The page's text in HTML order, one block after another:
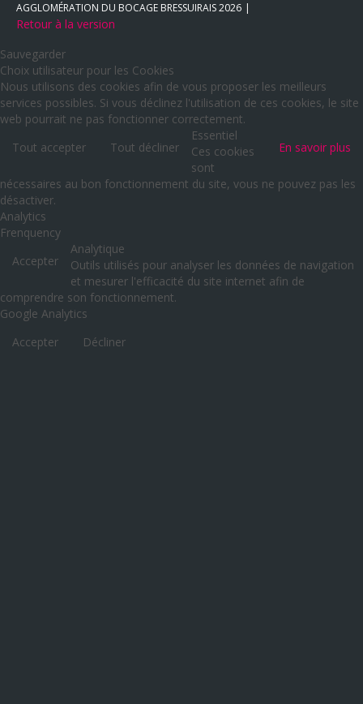
AGGLOMÉRATION DU BOCAGE BRESSUIRAIS2026
Retour à la version
Sauvegarder
Choix utilisateur pour les Cookies
Nous utilisons des cookies afin de vous proposer les meilleurs
services possibles. Si vous déclinez l'utilisation de ces cookies, le site
web pourrait ne pas fonctionner correctement.
Tout accepter
Tout décliner En savoir plus
Essentiel
Ces cookies
sont
nécessaires au bon fonctionnement du site, vous ne pouvez pas les
désactiver.
Analytics
Frenquency
Accepter
Analytique
Outils utilisés pour analyser les données de navigation
et mesurer l'efficacité du site internet afin de
comprendre son fonctionnement.
Google Analytics
Accepter
Décliner